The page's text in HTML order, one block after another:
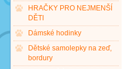
HRAČKY PRO NEJMENŠÍ
DĚTI
Dámské hodinky
Dětské samolepky na zeď,
bordury